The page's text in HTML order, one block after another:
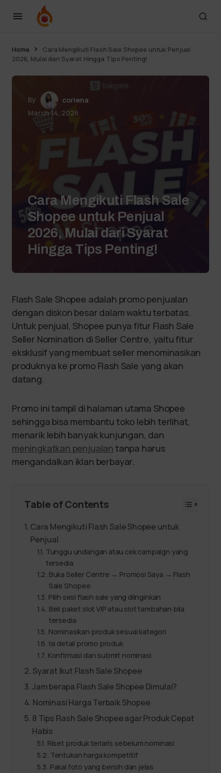
Home
Cara Mengikuti Flash Sale Shopee untuk Penjual
2026, Mulai dari Syarat Hingga Tips Penting!
By
coriena
March 14, 2026
Cara Mengikuti Flash Sale
Shopee untuk Penjual
2026, Mulai dari Syarat
Hingga Tips Penting!
Flash Sale Shopee adalah promo penjualan
dengan diskon besar dalam waktu terbatas.
Untuk penjual, Shopee punya fitur Flash Sale
Seller Nomination di Seller Centre, yaitu fitur
eksklusif yang membuat seller menominasikan
produknya ke promo Flash Sale yang akan
datang.
Promo ini tampil di halaman utama Shopee
sehingga bisa membantu toko lebih terlihat,
menarik lebih banyak kunjungan, dan
meningkatkan penjualan tanpa harus
mengandalkan iklan berbayar.
Table of Contents
Cara Mengikuti Flash Sale Shopee untuk
Penjual
Tunggu undangan atau cek campaign yang
tersedia
Buka Seller Centre → Promosi Saya → Flash
Sale Shopee
Pilih sesi flash sale yang diinginkan
Beli paket slot VIP atau slot tambahan bila
tersedia
Nominasikan produk sesuai kategori
Isi detail promo produk
Konfirmasi dan submit nominasi
Syarat Ikut Flash Sale Shopee
Jam berapa Flash Sale Shopee Dimulai?
Nominasi Harga Terbaik Shopee
8 Tips Flash Sale Shopee agar Produk Cepat
Habis
Riset produk terlaris sebelum nominasi
Tentukan harga kompetitif
Pakai foto yang bersih dan jelas